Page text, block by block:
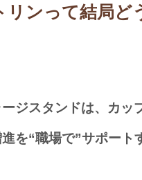
リンって結局ど
ジスタンドは、カッ
を“職場で”サポート